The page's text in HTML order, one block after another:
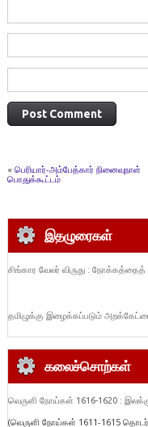
« பெரியார்-அம்பேத்கார் நினைவுநாள்
பொதுக்கூட்டம்
இதழுரைகள்
சிங்கார வேலர் விருது :
தமிழுக்கு இழைக்கப்படும்
கலைச்சொற்கள்
வெருளி நோய்கள் 1616-1620 :
(வெருளி நோய்கள் 1611-1615